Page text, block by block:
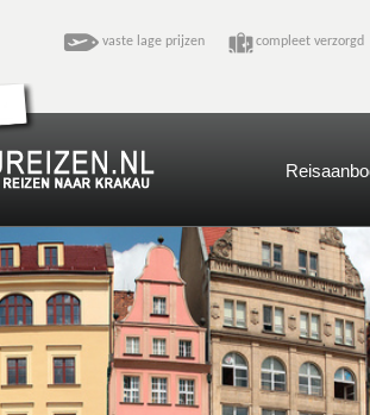
vaste lage prijzen compleet